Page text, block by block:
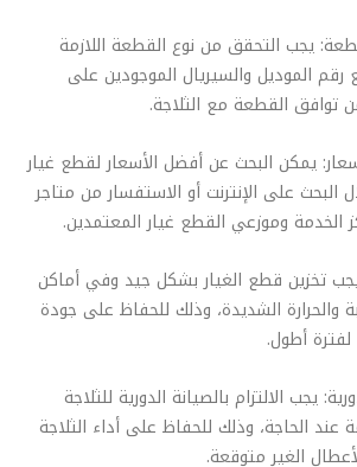
يجب التحقق من نوع القطعة اللازمة
رقم الموديل والسيريال الموجودين على
توافق القطعة مع الثلاجة.
يمكن البحث عن أفضل الأسعار لقطع غيار
على الإنترنت أو الاستفسار من متاجر
الخدمة وموزعي القطع غيار المعتمدين.
يجب تخزين قطع الغيار بشكل جيد وفي أماكن
والحرارة الشديدة، وذلك للحفاظ على جودة
أطول.
يجب الالتزام بالصيانة الدورية للثلاجة
عند الحاجة، وذلك للحفاظ على أداء الثلاجة
الغير متوقعة.